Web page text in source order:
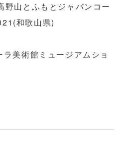
山とふもとジャパンコー
和歌山県)
術館ミュージアムショ